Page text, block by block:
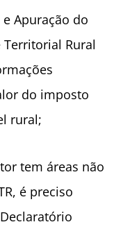
Apuração do
Rural
do imposto
rural;
tem áreas não
é preciso